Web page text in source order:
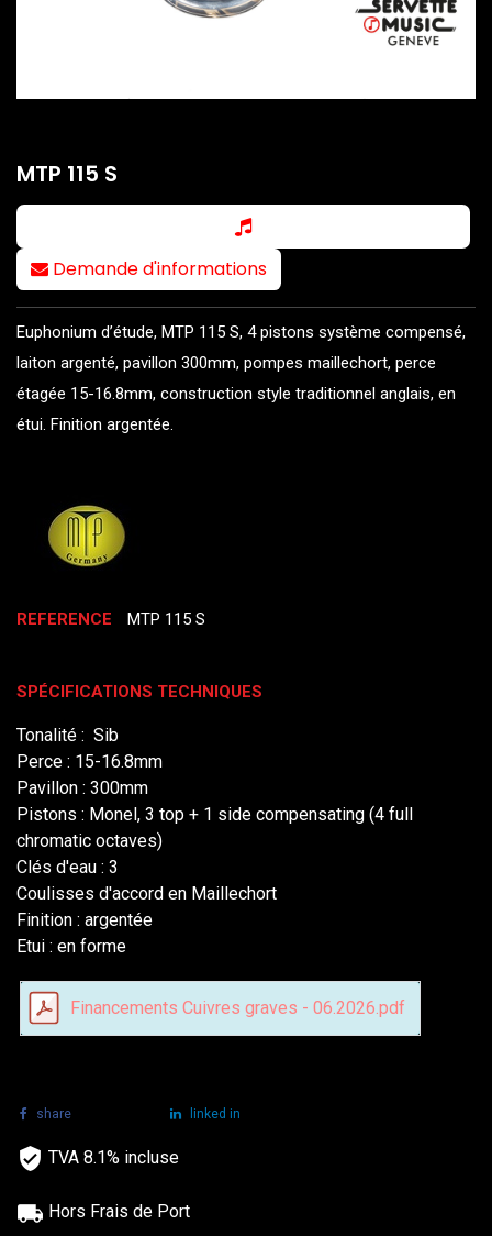
MTP 115 S
Demande d'informations
Euphonium d’étude, MTP 115 S, 4 pistons système compensé,
laiton argenté, pavillon 300mm, pompes maillechort, perce
étagée 15-16.8mm, construction style traditionnel anglais, en
étui. Finition argentée.
REFERENCE MTP 115 S
SPÉCIFICATIONS TECHNIQUES
Tonalité : Sib
Perce : 15-16.8mm
Pavillon : 300mm
Pistons : Monel, 3 top + 1 side compensating (4 full
chromatic octaves)
Clés d'eau : 3
Coulisses d'accord en Maillechort
Finition : argentée
Etui : en forme
Financements Cuivres graves - 06.2026.pdf
share linked in
TVA 8.1% incluse
Hors Frais de Port